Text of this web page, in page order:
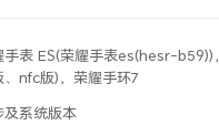
手表 ES(荣耀手表es(hesr-b59))
、nfc版)，荣耀手环7
及系统版本